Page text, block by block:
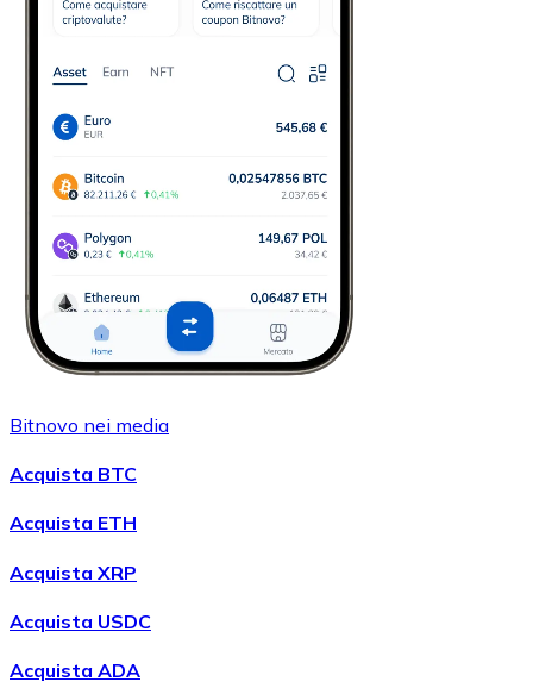
Bitnovo nei media
Acquista BTC
Acquista ETH
Acquista XRP
Acquista USDC
Acquista ADA